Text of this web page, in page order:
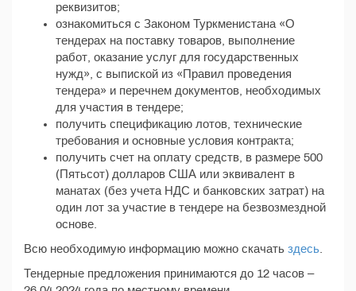
реквизитов;
ознакомиться с Законом Туркменистана «О
тендерах на поставку товаров, выполнение
работ, оказание услуг для государственных
нужд», с выпиской из «Правил проведения
тендера» и перечнем документов, необходимых
для участия в тендере;
получить спецификацию лотов, технические
требования и основные условия контракта;
получить счет на оплату средств, в размере 500
(Пятьсот) долларов США или эквивалент в
манатах (без учета НДС и банковских затрат) на
один лот за участие в тендере на безвозмездной
основе.
Всю необходимую информацию можно скачать здесь
Тендерные предложения принимаются до 12 часов –